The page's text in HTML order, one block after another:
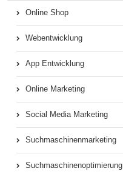
Online Shop
Webentwicklung
App Entwicklung
Online Marketing
Social Media Marketing
Suchmaschinenmarketing
Suchmaschinenoptimierung